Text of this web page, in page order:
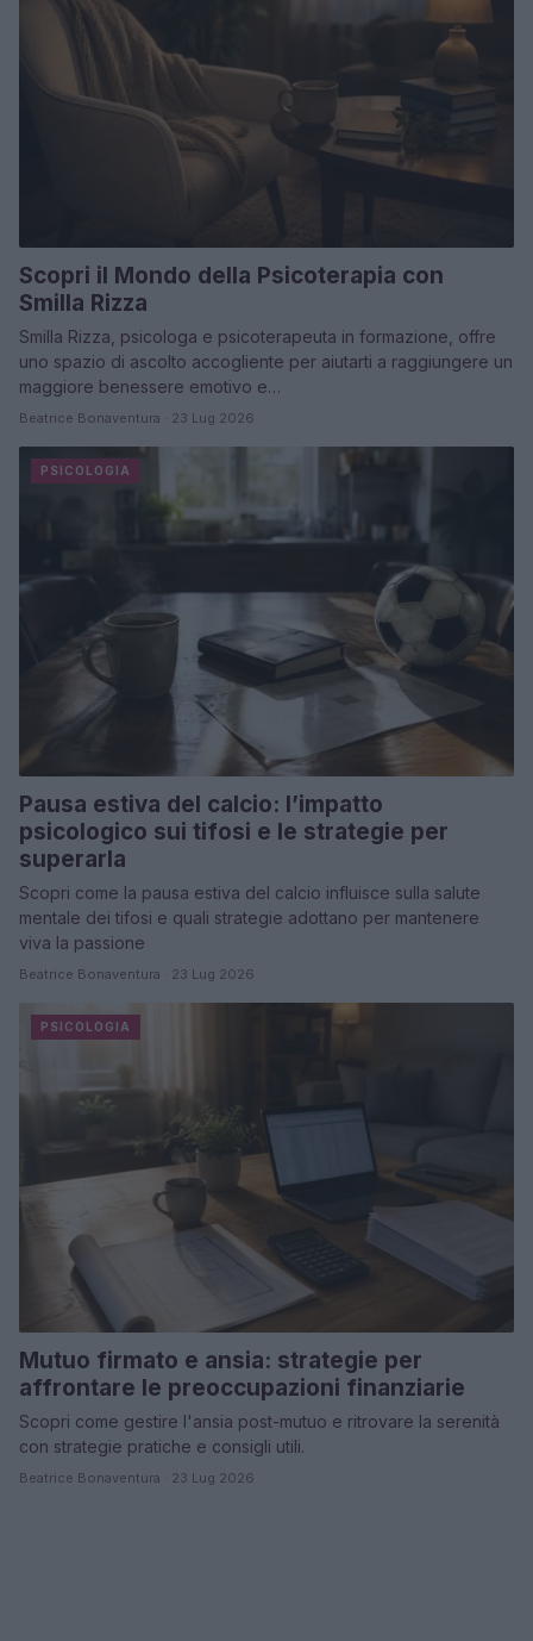
Scopri il Mondo della Psicoterapia con
Smilla Rizza
Smilla Rizza, psicologa e psicoterapeuta in formazione, offre
uno spazio di ascolto accogliente per aiutarti a raggiungere un
maggiore benessere emotivo e…
Beatrice Bonaventura · 23 Lug 2026
PSICOLOGIA
Pausa estiva del calcio: l’impatto
psicologico sui tifosi e le strategie per
superarla
Scopri come la pausa estiva del calcio influisce sulla salute
mentale dei tifosi e quali strategie adottano per mantenere
viva la passione
Beatrice Bonaventura · 23 Lug 2026
PSICOLOGIA
Mutuo firmato e ansia: strategie per
affrontare le preoccupazioni finanziarie
Scopri come gestire l'ansia post-mutuo e ritrovare la serenità
con strategie pratiche e consigli utili.
Beatrice Bonaventura · 23 Lug 2026